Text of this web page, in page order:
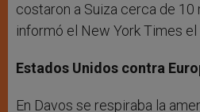
costaron a Suiza cerca de 10
informó el New York Times el
Estados Unidos contra
En Davos se respiraba la